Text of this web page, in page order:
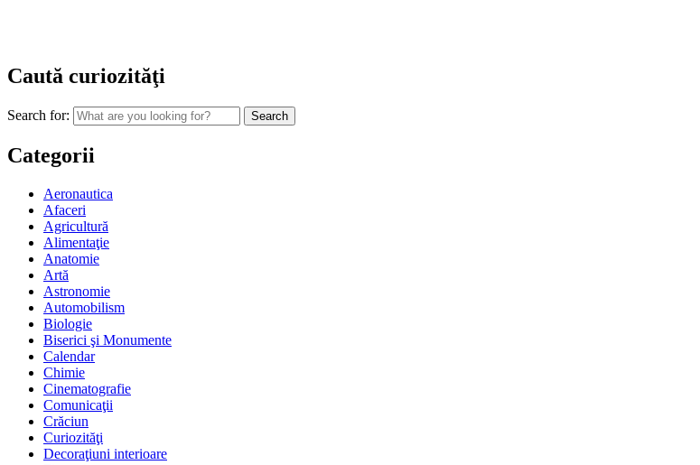
Caută curiozităţi
Search for:
Categorii
Aeronautica
Afaceri
Agricultură
Alimentaţie
Anatomie
Artă
Astronomie
Automobilism
Biologie
Biserici şi Monumente
Calendar
Chimie
Cinematografie
Comunicaţii
Crăciun
Curiozităţi
Decoraţiuni interioare